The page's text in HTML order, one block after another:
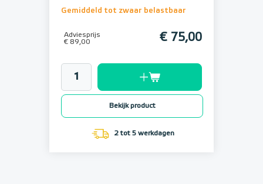
Gemiddeld tot zwaar belastbaar
Adviesprijs
€ 89,00
€ 75,00
Bekijk product
2 tot 5 werkdagen